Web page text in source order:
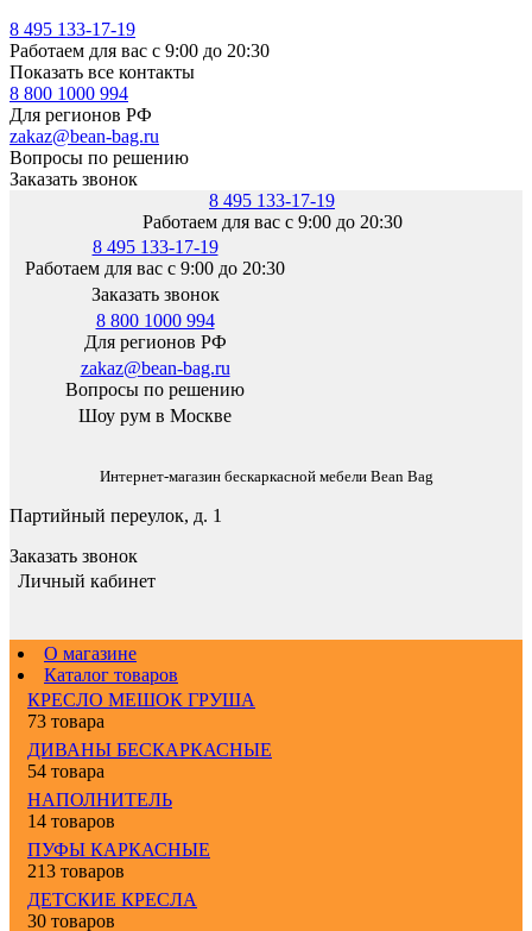
8 495 133-17-19
Работаем для вас с 9:00 до 20:30
Показать все контакты
8 800 1000 994
Для регионов РФ
zakaz@bean-bag.ru
Вопросы по решению
Заказать звонок
8 495 133-17-19
Работаем для вас с 9:00 до 20:30
8 495 133-17-19
Работаем для вас с 9:00 до 20:30
Заказать звонок
8 800 1000 994
Для регионов РФ
zakaz@bean-bag.ru
Вопросы по решению
Шоу рум в Москве
Интернет-магазин бескаркасной мебели Bean Bag
Партийный переулок, д. 1
Заказать звонок
Личный кабинет
О магазине
Каталог товаров
КРЕСЛО МЕШОК ГРУША
73 товара
ДИВАНЫ БЕСКАРКАСНЫЕ
54 товара
НАПОЛНИТЕЛЬ
14 товаров
ПУФЫ КАРКАСНЫЕ
213 товаров
ДЕТСКИЕ КРЕСЛА
30 товаров